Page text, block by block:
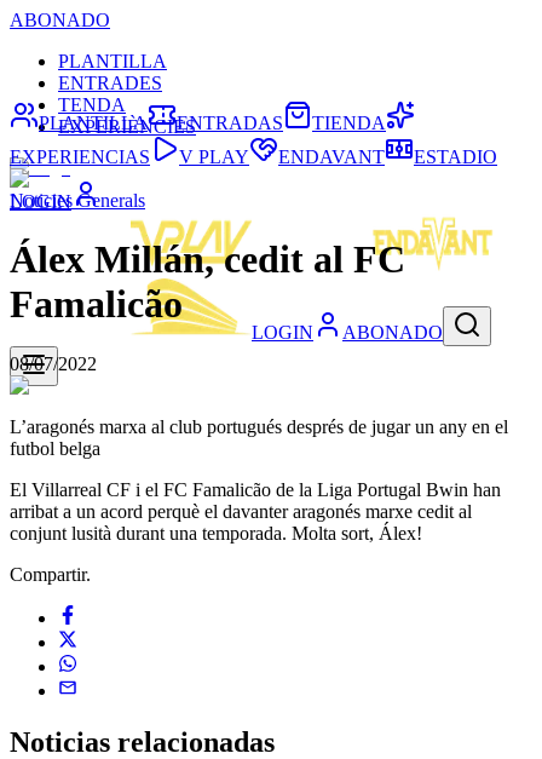
ABONADO
PLANTILLA
ENTRADES
TENDA
EXPERIÈNCIES
LOGIN
LOGIN ABONADO
PLANTILLA ENTRADAS
TIENDA
EXPERIENCIAS
V PLAY ENDAVANT ESTADIO
Noticies Generals
Álex Millán, cedit al FC
Famalicão
08/07/2022
L’aragonés marxa al club portugués després de jugar un any en el
futbol belga
El Villarreal CF i el FC Famalicão de la Liga Portugal Bwin han
arribat a un acord perquè el davanter aragonés marxe cedit al
conjunt lusità durant una temporada. Molta sort, Álex!
Compartir.
Noticias relacionadas